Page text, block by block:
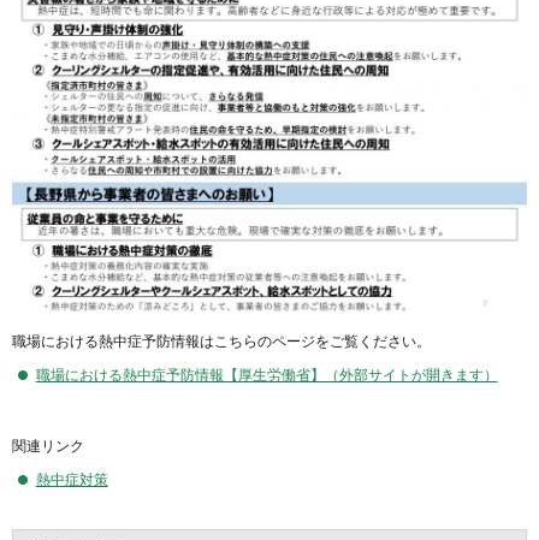
職場における熱中症予防情報はこちらのページをご覧ください。
職場における熱中症予防情報【厚生労働省】（外部サイトが開きます）
関連リンク
熱中症対策